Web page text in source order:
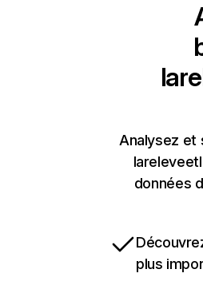
Analysez et
données
plus